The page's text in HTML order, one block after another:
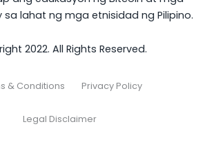
lahat ng mga etnisidad ng Pilipino.
2022. All Rights Reserved.
& Conditions Privacy Policy
Legal Disclaimer